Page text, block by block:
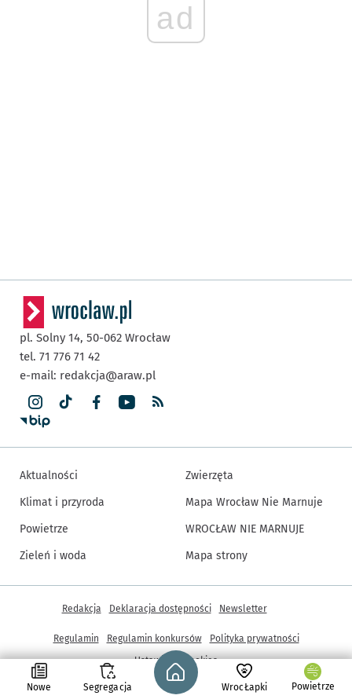
ad
Nowe Segregacja
Strona główna - wroclaw.pl
WrocŁapki Powietrze
pl. Solny 14, 50-062 Wrocław
tel. 71 776 71 42
e-mail: redakcja@araw.pl
Aktualności
Klimat i przyroda
Powietrze
Zieleń i woda
Zwierzęta
Mapa Wrocław Nie Marnuje
WROCŁAW NIE MARNUJE
Mapa strony
© Copyright 2005-2026, ARAW S.A., Gmina Wrocław
Inne informacje
Redakcja Deklaracja dostępności Newsletter
Regulamin Regulamin konkursów
Polityka prywatności
Ustawienia cookies